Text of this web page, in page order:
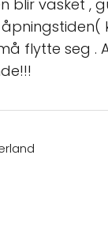
blir vasket ,
flytte seg .